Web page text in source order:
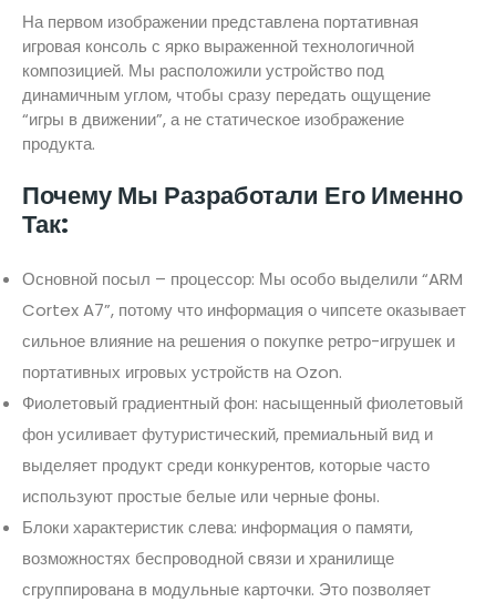
На первом изображении представлена портативная
игровая консоль с ярко выраженной технологичной
композицией. Мы расположили устройство под
динамичным углом, чтобы сразу передать ощущение
“игры в движении”, а не статическое изображение
продукта.
Почему Мы Разработали Его Именно
Так:
Основной посыл – процессор: Мы особо выделили “ARM
Cortex A7”, потому что информация о чипсете оказывает
сильное влияние на решения о покупке ретро-игрушек и
портативных игровых устройств на Ozon.
Фиолетовый градиентный фон: насыщенный фиолетовый
фон усиливает футуристический, премиальный вид и
выделяет продукт среди конкурентов, которые часто
используют простые белые или черные фоны.
Блоки характеристик слева: информация о памяти,
возможностях беспроводной связи и хранилище
сгруппирована в модульные карточки. Это позволяет